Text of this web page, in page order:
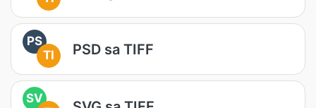
PS
TI
PSD sa TIFF
SV